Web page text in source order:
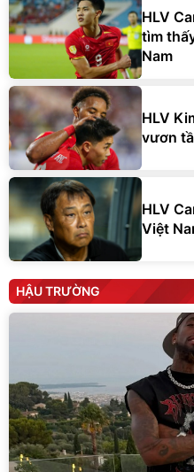
HLV
tìm
Nam
HLV
vươn
HLV
Việt
HẬU TRƯỜNG